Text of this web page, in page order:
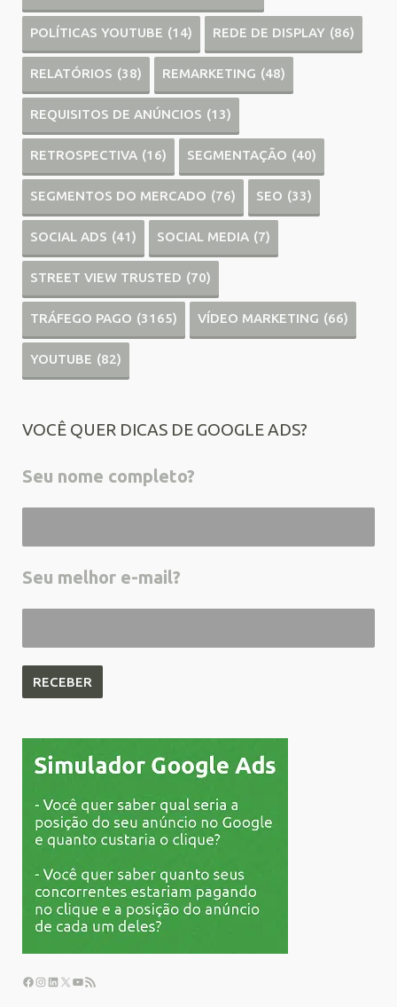
POLÍTICAS YOUTUBE (14) REDE DE DISPLAY (86)
RELATÓRIOS (38) REMARKETING (48)
REQUISITOS DE ANÚNCIOS (13)
RETROSPECTIVA (16) SEGMENTAÇÃO (40)
SEGMENTOS DO MERCADO (76) SEO (33)
SOCIAL ADS (41) SOCIAL MEDIA (7)
STREET VIEW TRUSTED (70)
TRÁFEGO PAGO (3165) VÍDEO MARKETING (66)
YOUTUBE (82)
VOCÊ QUER DICAS DE GOOGLE ADS?
Seu nome completo?
Seu melhor e-mail?